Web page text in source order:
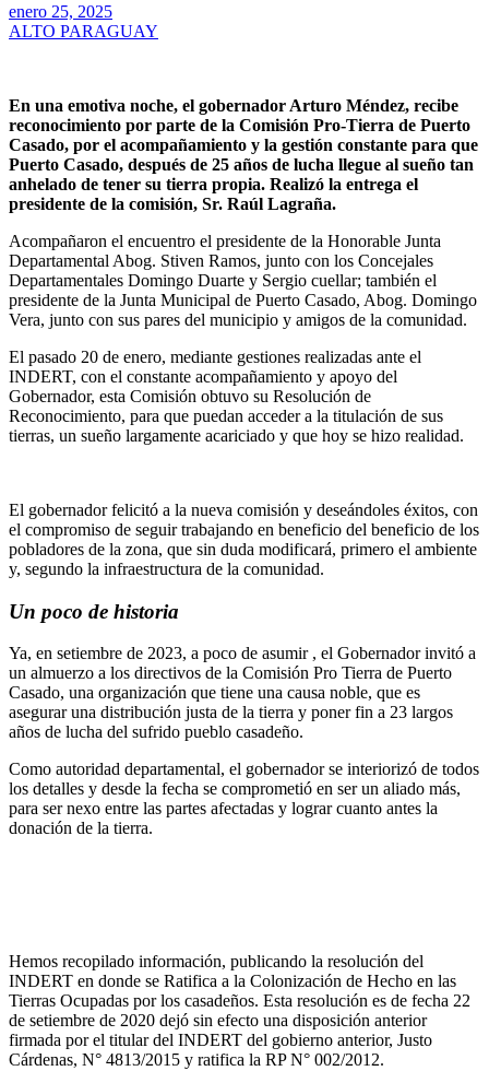
enero 25, 2025
ALTO PARAGUAY
En una emotiva noche, el gobernador Arturo Méndez, recibe
reconocimiento por parte de la Comisión Pro-Tierra de Puerto
Casado, por el acompañamiento y la gestión constante para que
Puerto Casado, después de 25 años de lucha llegue al sueño tan
anhelado de tener su tierra propia. Realizó la entrega el
presidente de la comisión, Sr. Raúl Lagraña.
Acompañaron el encuentro el presidente de la Honorable Junta
Departamental Abog. Stiven Ramos, junto con los Concejales
Departamentales Domingo Duarte y Sergio cuellar; también el
presidente de la Junta Municipal de Puerto Casado, Abog. Domingo
Vera, junto con sus pares del municipio y amigos de la comunidad.
El pasado 20 de enero, mediante gestiones realizadas ante el
INDERT, con el constante acompañamiento y apoyo del
Gobernador, esta Comisión obtuvo su Resolución de
Reconocimiento, para que puedan acceder a la titulación de sus
tierras, un sueño largamente acariciado y que hoy se hizo realidad.
El gobernador felicitó a la nueva comisión y deseándoles éxitos, con
el compromiso de seguir trabajando en beneficio del beneficio de los
pobladores de la zona, que sin duda modificará, primero el ambiente
y, segundo la infraestructura de la comunidad.
Un poco de historia
Ya, en setiembre de 2023, a poco de asumir , el Gobernador invitó a
un almuerzo a los directivos de la Comisión Pro Tierra de Puerto
Casado, una organización que tiene una causa noble, que es
asegurar una distribución justa de la tierra y poner fin a 23 largos
años de lucha del sufrido pueblo casadeño.
Como autoridad departamental, el gobernador se interiorizó de todos
los detalles y desde la fecha se comprometió en ser un aliado más,
para ser nexo entre las partes afectadas y lograr cuanto antes la
donación de la tierra.
Hemos recopilado información, publicando la resolución del
INDERT en donde se Ratifica a la Colonización de Hecho en las
Tierras Ocupadas por los casadeños. Esta resolución es de fecha 22
de setiembre de 2020 dejó sin efecto una disposición anterior
firmada por el titular del INDERT del gobierno anterior, Justo
Cárdenas, N° 4813/2015 y ratifica la RP N° 002/2012.